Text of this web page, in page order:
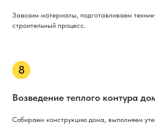
Завозим материалы, подготавливаем
строительный процесс.
Возведение теплого контура
Собираем конструкцию дома, выполняем